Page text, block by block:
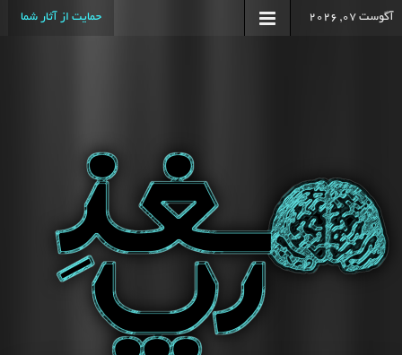
آگوست 07, 2026 حمایت از آثار شما